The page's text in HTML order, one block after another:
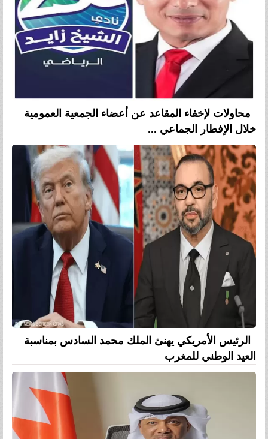
محاولات لإخفاء المقاعد عن أعضاء الجمعية العمومية
خلال الإفطار الجماعي ...
الرئيس الأمريكي يهنئ الملك محمد السادس بمناسبة
العيد الوطني للمغرب